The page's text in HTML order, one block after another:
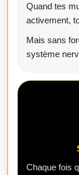
Quand tes
activement,
Mais sans
système
Chaque fois